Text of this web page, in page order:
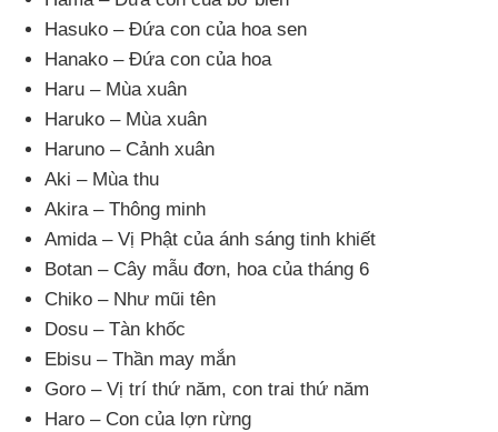
Hasuko – Đứa con của hoa sen
Hanako – Đứa con của hoa
Haru – Mùa xuân
Haruko – Mùa xuân
Haruno – Cảnh xuân
Aki – Mùa thu
Akira – Thông minh
Amida – Vị Phật của ánh sáng tinh khiết
Botan – Cây mẫu đơn, hoa của tháng 6
Chiko – Như mũi tên
Dosu – Tàn khốc
Ebisu – Thần may mắn
Goro – Vị trí thứ năm, con trai thứ năm
Haro – Con của lợn rừng